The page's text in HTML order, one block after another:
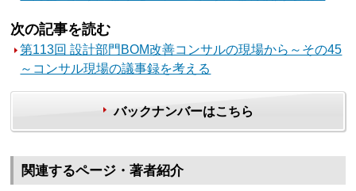
次の記事を読む
第113回 設計部門BOM改善コンサルの現場から～その45
～コンサル現場の議事録を考える
バックナンバーはこちら
関連するページ・著者紹介